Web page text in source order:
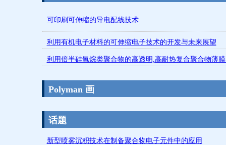
可印刷可伸缩的导电配线技术
利用有机电子材料的可伸缩电子技术的开发与未来展望
利用倍半硅氧烷类聚合物的高透明,高耐热复合聚合物薄
Polyman 画
话题
新型喷雾沉积技术在制备聚合物电子元件中的应用